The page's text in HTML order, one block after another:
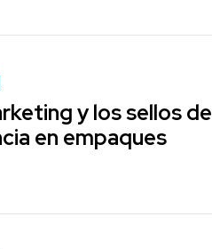
y los sellos de
en empaques